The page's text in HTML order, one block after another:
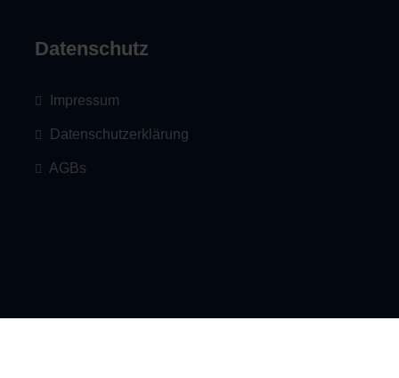
Datenschutz
Impressum
Datenschutzerklärung
AGBs